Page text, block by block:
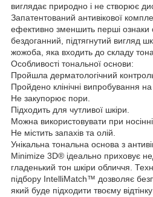
виглядає природно і не створює
Запатентований антивікової
ефективно зменшить перші ознаки
бездоганний, підтягнутий вигляд
жожоба, яка входить до складу
Особливості тональної основи:
Пройшла дерматологічний
Пройдено клінічні випробування на
Не закупорює пори.
Підходить для чутливої ​​шкіри.
Можна використовувати при носінні
Не містить запахів та олій.
Унікальна тональна основа з
Minimize 3D® ідеально приховує
гладенький тон шкіри обличчя.
підбору IntelliMatch™ дозволяє
який буде підходити твоєму